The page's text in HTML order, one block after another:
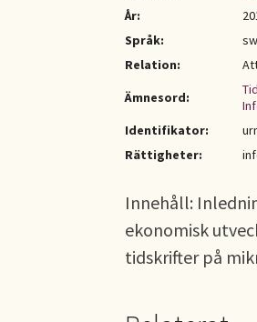
År:
Språk:
Relation:
Ämnesord:
Identifikator:
Rättigheter:
Innehåll:
ekonomisk
tidskrifter på